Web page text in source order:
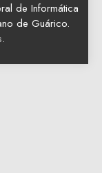
de Informática
de Guárico.
.